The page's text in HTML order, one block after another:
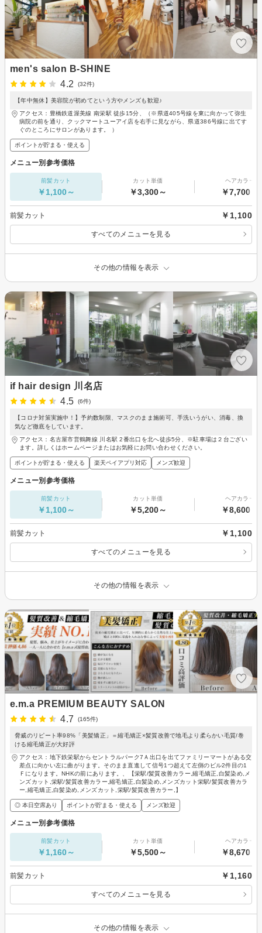
men's salon B-SHINE
4.2
(32件)
【年中無休】美容院が初めてという方やメンズも歓迎♪
アクセス：豊橋鉄道渥美線 南栄駅 徒歩15分、（※県道405号線を東に向かって弥生
病院の前を通り、クックマートユーアイ店を右手に見ながら、県道386号線に出てす
ぐのところにサロンがあります。 ）
ポイントが貯まる・使える
メニュー別参考価格
前髪カット
￥1,100～
カット単価
￥3,300～
ヘアカラー
￥7,700～
前髪カット ￥1,100
すべてのメニューを見る
その他の情報を表示
if hair design 川名店
4.5
(6件)
【コロナ対策実施中！】予約数制限、マスクのまま施術可、手洗いうがい、消毒、換
気など徹底をしています。
アクセス：名古屋市営鶴舞線 川名駅 2番出口を北へ徒歩5分、※駐車場は２台ござい
ます。詳しくはホームページまたはお気軽にお問い合わせください。
ポイントが貯まる・使える 楽天ペイアプリ対応 メンズ歓迎
メニュー別参考価格
前髪カット
￥1,100～
カット単価
￥5,200～
ヘアカラー
￥8,600～
前髪カット ￥1,100
すべてのメニューを見る
その他の情報を表示
e.m.a PREMIUM BEAUTY SALON
4.7
(165件)
脅威のリピート率98%「美髪矯正」＝縮毛矯正×髪質改善で地毛より柔らかい毛質/巻
ける縮毛矯正が大好評
アクセス：地下鉄栄駅からセントラルパーク7Ａ出口を出てファミリーマートがある交
差点に向かい左に曲がります。そのまま直進して信号1つ超えて左側のビル2件目の1
Ｆになります。NHKの前にあります。、【栄駅/髪質改善カラー,縮毛矯正,白髪染め,メ
ンズカット,栄駅/髪質改善カラー,縮毛矯正,白髪染め,メンズカット栄駅/髪質改善カラ
ー,縮毛矯正,白髪染め,メンズカット,栄駅/髪質改善カラー,】
◎ 本日空席あり ポイントが貯まる・使える メンズ歓迎
メニュー別参考価格
前髪カット
￥1,160～
カット単価
￥5,500～
ヘアカラー
￥8,670～
前髪カット ￥1,160
すべてのメニューを見る
その他の情報を表示